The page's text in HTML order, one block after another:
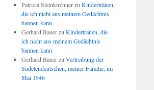
Patricia Steinkirchnerzu Kindertränen,
die ich nicht aus meinem Gedächtnis
bannen kann
Gerhard Bauerzu Kindertränen, die
ich nicht aus meinem Gedächtnis
bannen kann
Gerhard Bauerzu Vertreibung der
Sudetendeutschen, meiner Familie, im
Mai 1946